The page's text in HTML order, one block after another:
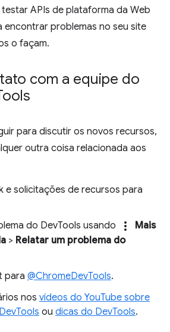
APIs de plataforma da Web
encontrar problemas no seu site
o façam.
com a equipe do
para discutir os novos recursos,
outra coisa relacionada aos
e solicitações de recursos para
do DevTools usando
more_vert
Mais
> Relatar um problema do
para @ChromeDevTools.
nos vídeos do YouTube sobre
ou dicas do DevTools.